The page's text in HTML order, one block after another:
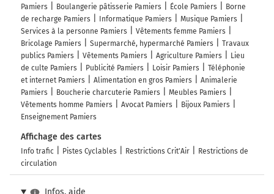
Pamiers
Boulangerie pâtisserie Pamiers École Pamiers
Borne
de recharge Pamiers
Informatique Pamiers
Musique Pamiers
Services à la personne Pamiers
Vêtements femme Pamiers
Bricolage Pamiers
Supermarché, hypermarché Pamiers
Travaux
publics Pamiers
Vêtements Pamiers Agriculture Pamiers
Lieu
de culte Pamiers
Publicité Pamiers Loisir Pamiers
Téléphonie
et internet Pamiers
Alimentation en gros Pamiers
Animalerie
Pamiers
Boucherie charcuterie Pamiers
Meubles Pamiers
Vêtements homme Pamiers
Avocat Pamiers
Bijoux Pamiers
Enseignement Pamiers
Affichage des cartes
Info trafic Pistes Cyclables Restrictions Crit'Air
Restrictions de
circulation